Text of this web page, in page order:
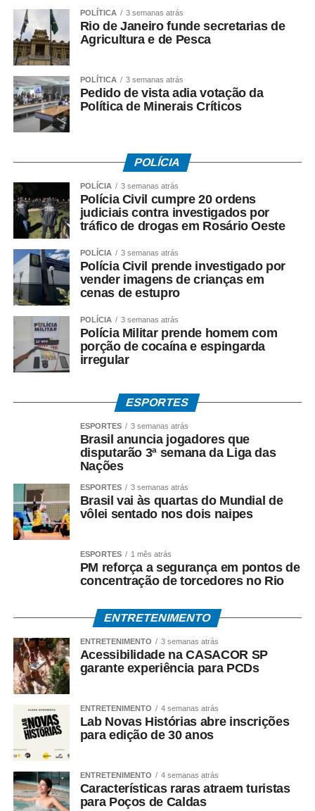
extraordinária.
COMENTE ABAIXO:
POLÍTICA 3 semanas atrás
Rio de Janeiro funde secretarias de
Agricultura e de Pesca
POLÍTICA 3 semanas atrás
Pedido de vista adia votação da
Política de Minerais Críticos
POLÍCIA
POLÍCIA 3 semanas atrás
Polícia Civil cumpre 20 ordens
judiciais contra investigados por
tráfico de drogas em Rosário Oeste
POLÍCIA 3 semanas atrás
Polícia Civil prende investigado por
vender imagens de crianças em
cenas de estupro
POLÍCIA 3 semanas atrás
Polícia Militar prende homem com
porção de cocaína e espingarda
irregular
ESPORTES
ESPORTES 3 semanas atrás
Brasil anuncia jogadores que
disputarão 3ª semana da Liga das
Nações
ESPORTES 3 semanas atrás
Brasil vai às quartas do Mundial de
vôlei sentado nos dois naipes
ESPORTES 1 mês atrás
PM reforça a segurança em pontos de
concentração de torcedores no Rio
ENTRETENIMENTO
ENTRETENIMENTO 3 semanas atrás
Acessibilidade na CASACOR SP
garante experiência para PCDs
ENTRETENIMENTO 4 semanas atrás
Lab Novas Histórias abre inscrições
para edição de 30 anos
ENTRETENIMENTO 4 semanas atrás
Características raras atraem turistas
para Poços de Caldas